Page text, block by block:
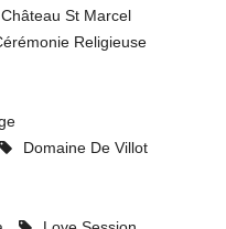
Château St Marcel
Religieuse
Domaine De Villot